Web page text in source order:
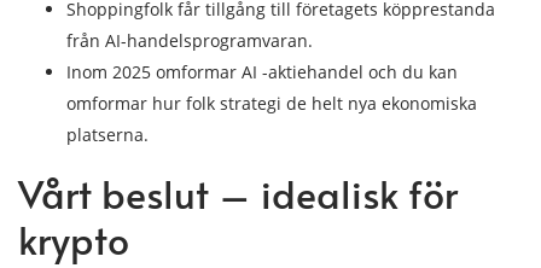
Shoppingfolk får tillgång till företagets köpprestanda
från AI-handelsprogramvaran.
Inom 2025 omformar AI -aktiehandel och du kan
omformar hur folk strategi de helt nya ekonomiska
platserna.
Vårt beslut – idealisk för
krypto